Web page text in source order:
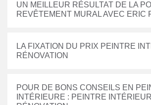
UN MEILLEUR RÉSULTAT DE LA
REVÊTEMENT MURAL AVEC ERIC
LA FIXATION DU PRIX PEINTRE
RÉNOVATION
POUR DE BONS CONSEILS EN
INTÉRIEURE : PEINTRE